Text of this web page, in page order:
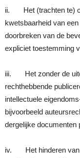
ii. Het (trachten te)
kwetsbaarheid van
doorbreken van de
expliciet toestemming
iii. Het zonder de
rechthebbende
intellectuele
bijvoorbeeld
dergelijke documenten
iv. Het hinderen van